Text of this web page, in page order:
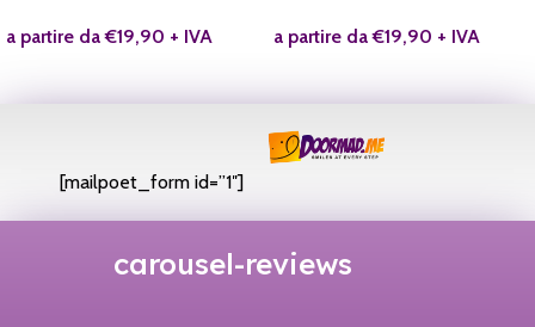
a partire da€19,90 + IVA a partire da€19,90 + IVA
[mailpoet_form id=”1″]
carousel-reviews